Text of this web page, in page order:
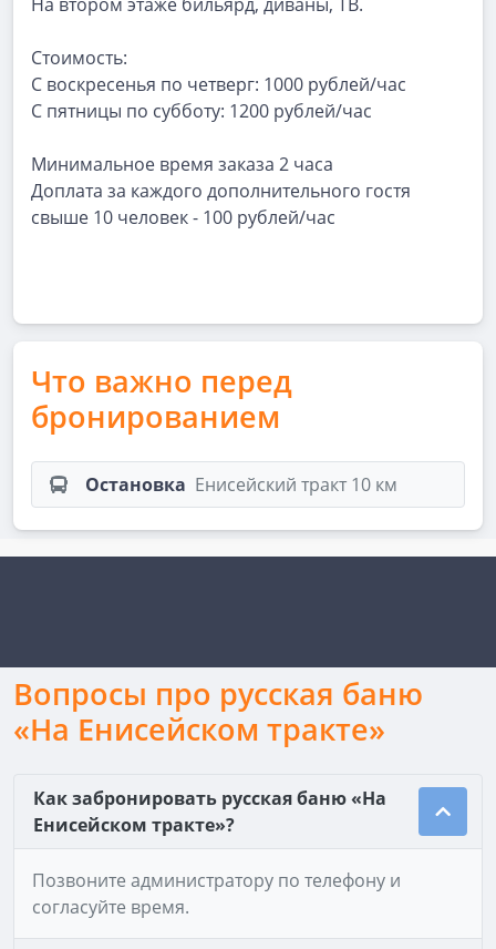
Стоимость:
С воскресенья по четверг: 1000 рублей/час
С пятницы по субботу: 1200 рублей/час
Минимальное время заказа 2 часа
Доплата за каждого дополнительного гостя
свыше 10 человек - 100 рублей/час
Что важно перед
бронированием
Остановка Енисейский тракт 10 км
Вопросы про русская баню
«На Енисейском тракте»
Как забронировать русская баню «На
Енисейском тракте»?
Позвоните администратору по телефону и
согласуйте время.